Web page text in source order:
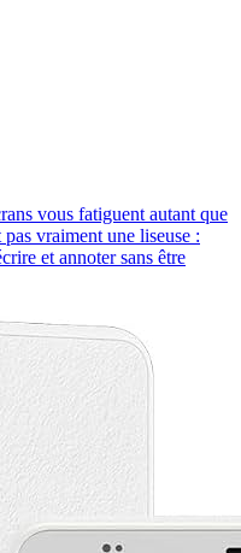
vous fatiguent autant que
vraiment une liseuse :
et annoter sans être